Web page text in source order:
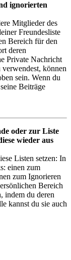
ignorierten
Mitglieder des
Freundesliste
Bereich für den
deren
Private Nachricht
können
sein. Wenn du
Beiträge
oder zur Liste
wieder aus
Listen setzen: In
einen zum
zum Ignorieren
Bereich
indem du deren
kannst du sie auch